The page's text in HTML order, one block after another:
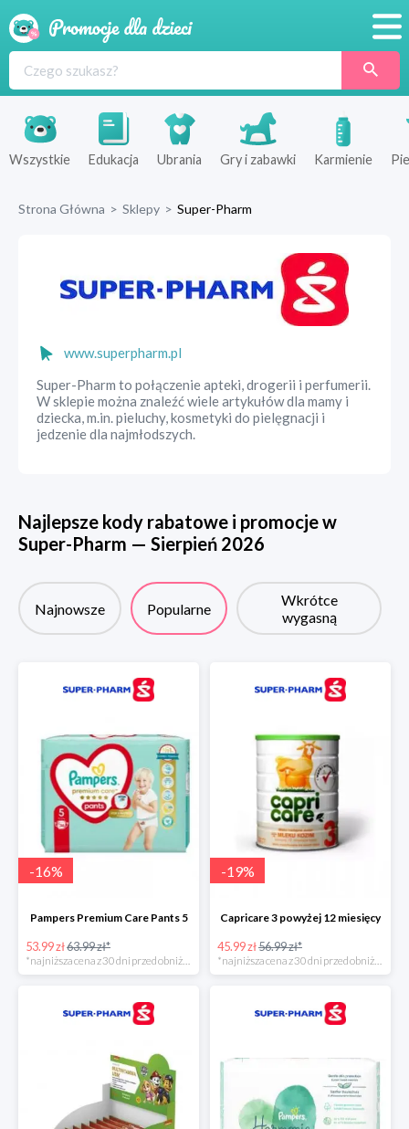
Produkty
Sklepy
Wszystkie Edukacja Ubrania Gry i zabawki Karmienie
Strona Główna > Sklepy > Super-Pharm
www.superpharm.pl
Super-Pharm to połączenie apteki, drogerii i perfumerii.
W sklepie można znaleźć wiele artykułów dla mamy i
dziecka, m.in. pieluchy, kosmetyki do pielęgnacji i
jedzenie dla najmłodszych.
Najlepsze kody rabatowe i promocje w
Super-Pharm — Sierpień 2026
Najnowsze Popularne
Wkrótce
wygasną
-16%
Pampers Premium Care Pants 5
53.99 zł63.99 zł*
*najniższa cena z 30 dni przed obniżką
-19%
Capricare 3 powyżej 12 miesięcy
45.99 zł56.99 zł*
*najniższa cena z 30 dni przed obniżką